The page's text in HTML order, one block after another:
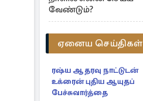
வேண்டும்?
ஏனைய செய்திகள்
ரஷ்ய ஆதரவு நாட்டுடன்
உக்ரைன் புதிய ஆயுதப்
பேச்சுவார்த்தை